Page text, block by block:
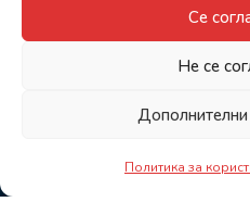
Се
Не се
Политика за